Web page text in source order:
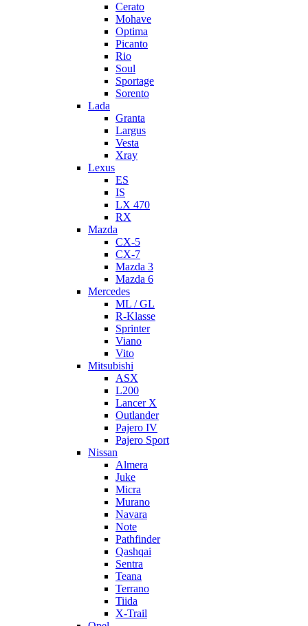
Cerato
Mohave
Optima
Picanto
Rio
Soul
Sportage
Sorento
Lada
Granta
Largus
Vesta
Xray
Lexus
ES
IS
LX 470
RX
Mazda
CX-5
CX-7
Mazda 3
Mazda 6
Mercedes
ML / GL
R-Klasse
Sprinter
Viano
Vito
Mitsubishi
ASX
L200
Lancer X
Outlander
Pajero IV
Pajero Sport
Nissan
Almera
Juke
Micra
Murano
Navara
Note
Pathfinder
Qashqai
Sentra
Teana
Terrano
Tiida
X-Trail